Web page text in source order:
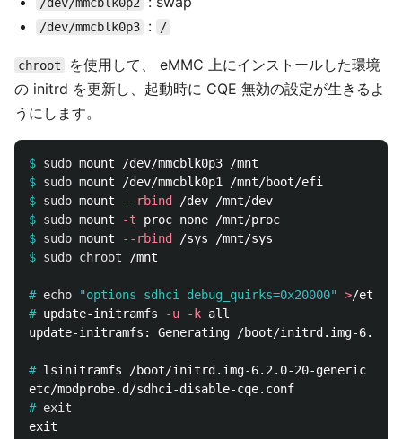
/dev/mmcblk0p3 : /
chroot
を使用して、 eMMC 上にインストールした環境
の initrd を更新し、起動時に CQE 無効の設定が生きるよ
うにします。
$ sudo
$ sudo
$ sudo mount --rbind
$ sudo mount -t
$ sudo mount --rbind
$ sudo chroot
# echo "options sdhci debug_quirks=0x20000"
>
# update-initramfs -u -k
update-initramfs: Generating /boot/initrd.img-6.2.0-
# lsinitramfs /boot/initrd.img-6.2.0-20-generic |
# exit
exit